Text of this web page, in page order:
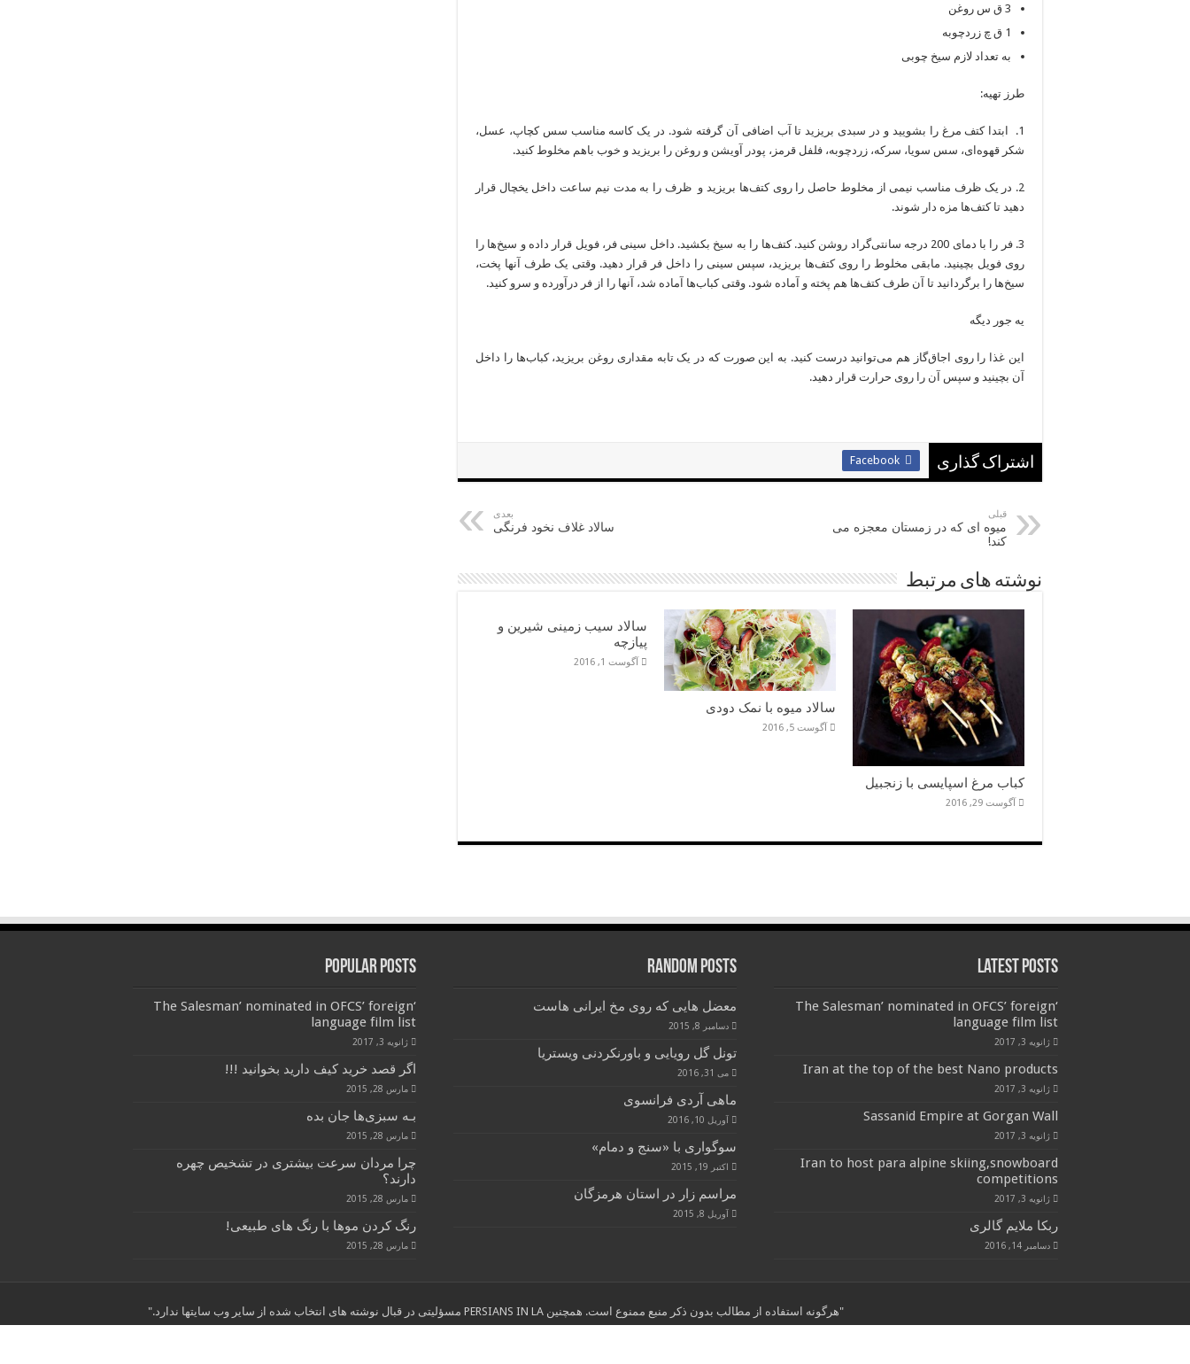
3 ق س روغن
1 ق چ زردچوبه
به تعداد لازم سیخ چوبی
طرز تهیه:
1. ابتدا کتف مرغ را بشویید و در سبدی بریزید تا آب اضافی آن گرفته شود. در یک کاسه مناسب سس کچاپ، عسل،
شکر قهوه‌ای، سس سویا، سرکه، زردچوبه، فلفل قرمز، پودر آویشن و روغن را بریزید و خوب باهم مخلوط کنید.
2. در یک ظرف مناسب نیمی از مخلوط حاصل را روی کتف‌ها بریزید و ظرف را به مدت نیم ساعت داخل یخچال قرار
دهید تا کتف‌ها مزه دار شوند.
3. فر را با دمای 200 درجه سانتی‌گراد روشن کنید. کتف‌ها را به سیخ بکشید. داخل سینی فر، فویل قرار داده و سیخ‌ها را
روی فویل بچینید. مابقی مخلوط را روی کتف‌ها بریزید، سپس سینی را داخل فر قرار دهید. وقتی یک طرف آنها پخت،
سیخ‌ها را برگردانید تا آن طرف کتف‌ها هم پخته و آماده شود. وقتی کباب‌ها آماده شد، آنها را از فر درآورده و سرو کنید.
يه جور ديگه
این غذا را روی اجاق‌گاز هم می‌توانید درست کنید. به این صورت که در یک تابه مقداری روغن بریزید، کباب‌ها را داخل
آن بچینید و سپس آن را روی حرارت قرار دهید.
اشتراک گذاری Facebook
قبلی
میوه ای که در زمستان معجزه می
کند!
بعدی
سالاد غلاف نخود فرنگی
نوشته های مرتبط
کباب مرغ اسپایسی با زنجبیل
آگوست 29, 2016
سالاد میوه با نمک دودی
آگوست 5, 2016
سالاد سیب زمینی شیرین و
پیازچه
آگوست 1, 2016
Latest Posts
‘The Salesman’ nominated in OFCS’ foreign
language film list
ژانویه 3, 2017
Iran at the top of the best Nano products
ژانویه 3, 2017
Sassanid Empire at Gorgan Wall
ژانویه 3, 2017
Iran to host para alpine skiing,snowboard
competitions
ژانویه 3, 2017
ربکا ملایم گالری
دسامبر 14, 2016
Random Posts
معضل هایی که روی مخ ایرانی هاست
دسامبر 8, 2015
تونل گل رویایی و باورنکردنی ویستریا
می 31, 2016
ماهی آردی فرانسوی
آوریل 10, 2016
سوگواری با «سنج و دمام»
اکتبر 19, 2015
مراسم زار در استان هرمزگان
آوریل 8, 2015
Popular Posts
‘The Salesman’ nominated in OFCS’ foreign
language film list
ژانویه 3, 2017
اگر قصد خرید کیف دارید بخوانید !!!
مارس 28, 2015
بـه سبزی‌ها جان بده
مارس 28, 2015
چرا مردان سرعت بیشتری در تشخیص چهره
دارند؟
مارس 28, 2015
رنگ کردن موها با رنگ های طبیعی!
مارس 28, 2015
"هرگونه استفاده از مطالب بدون ذکر منبع ممنوع است. همچنین PERSIANS IN LA مسؤلیتی در قبال نوشته های انتخاب شده از سایر وب سایتها ندارد."